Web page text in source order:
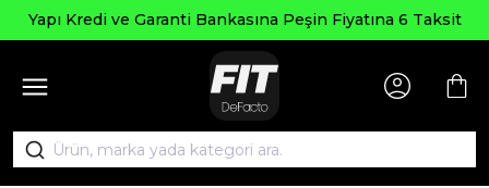
Kredi ve Garanti Bankasına Peşin Fiyatına 6 Taksit